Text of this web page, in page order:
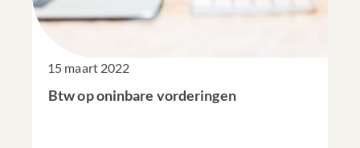
15 maart 2022
Btw op oninbare vorderingen